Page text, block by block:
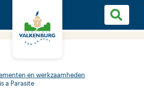
en werkzaamheden
a Parasite